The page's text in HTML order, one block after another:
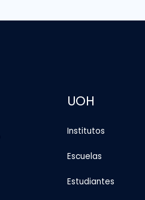
UOH
Institutos
Escuelas
Estudiantes